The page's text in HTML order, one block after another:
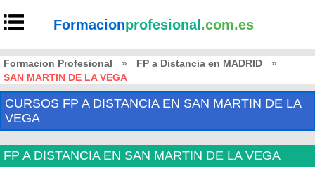
Formacionprofesional .com.es
Formacion Profesional » FP a Distancia en MADRID
»
SAN MARTIN DE LA VEGA
CURSOS FP A DISTANCIA EN SAN MARTIN DE LA
VEGA
FP A DISTANCIA EN SAN MARTIN DE LA VEGA